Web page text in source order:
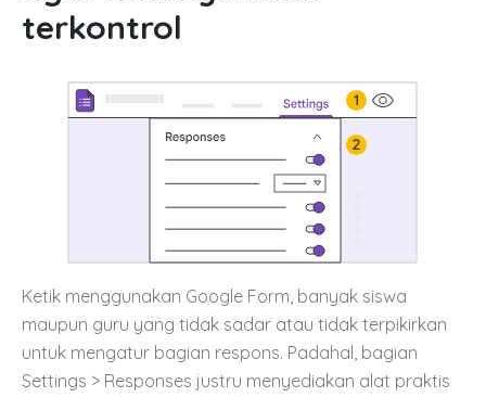
terkontrol
Ketik menggunakan Google Form, banyak siswa
maupun guru yang tidak sadar atau tidak terpikirkan
untuk mengatur bagian respons. Padahal, bagian
Settings > Responses justru menyediakan alat praktis